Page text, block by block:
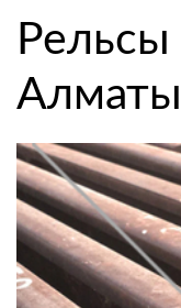
Алматы